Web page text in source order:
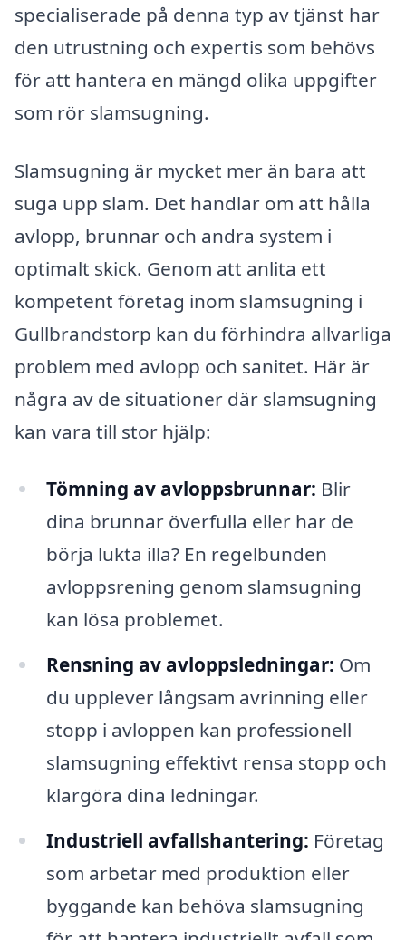
specialiserade på denna typ av tjänst har
den utrustning och expertis som behövs
för att hantera en mängd olika uppgifter
som rör slamsugning.
Slamsugning är mycket mer än bara att
suga upp slam. Det handlar om att hålla
avlopp, brunnar och andra system i
optimalt skick. Genom att anlita ett
kompetent företag inom slamsugning i
Gullbrandstorp kan du förhindra allvarliga
problem med avlopp och sanitet. Här är
några av de situationer där slamsugning
kan vara till stor hjälp:
Tömning av avloppsbrunnar: Blir
dina brunnar överfulla eller har de
börja lukta illa? En regelbunden
avloppsrening genom slamsugning
kan lösa problemet.
Rensning av avloppsledningar: Om
du upplever långsam avrinning eller
stopp i avloppen kan professionell
slamsugning effektivt rensa stopp och
klargöra dina ledningar.
Industriell avfallshantering: Företag
som arbetar med produktion eller
byggande kan behöva slamsugning